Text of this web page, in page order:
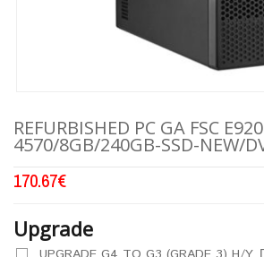
REFURBISHED PC GA FSC
4570/8GB/240GB-SSD-NEW/
170.67€
Upgrade